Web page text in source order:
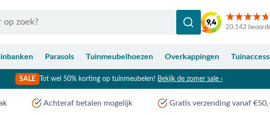
20.142
Parasols Tuinmeubelhoezen Overkappingen
SALE Tot wel 50% korting op tuinmeubelen! Bekijk de zomer sale ›
Achteraf betalen mogelijk Gratis verzending vanaf